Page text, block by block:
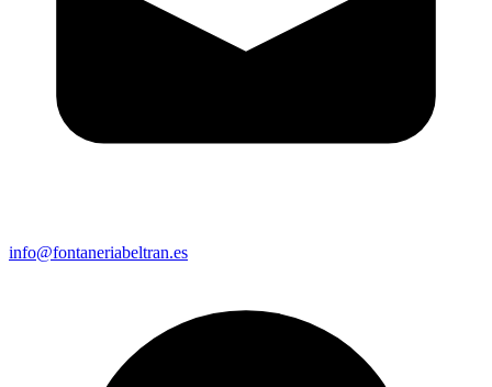
info@fontaneriabeltran.es